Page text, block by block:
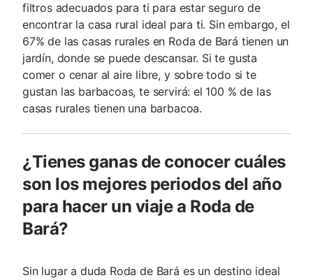
filtros adecuados para ti para estar seguro de
encontrar la casa rural ideal para ti. Sin embargo, el
67% de las casas rurales en Roda de Bará tienen un
jardín, donde se puede descansar. Si te gusta
comer o cenar al aire libre, y sobre todo si te
gustan las barbacoas, te servirá: el 100 % de las
casas rurales tienen una barbacoa.
¿Tienes ganas de conocer cuáles
son los mejores periodos del año
para hacer un viaje a Roda de
Bará?
Sin lugar a duda Roda de Bará es un destino ideal